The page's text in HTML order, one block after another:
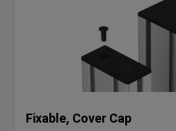
Fixable, Cover Cap